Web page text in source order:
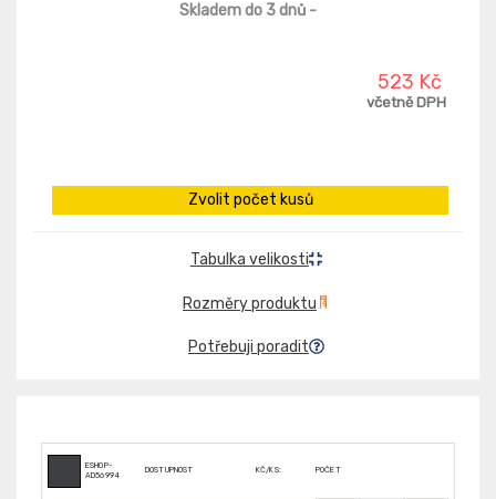
Skladem do 3 dnů -
523 Kč
včetně DPH
Zvolit počet kusů
Tabulka velikosti
Rozměry produktu
Potřebuji poradit
ESHOP-
AD56994
DOSTUPNOST KČ/KS: POČET